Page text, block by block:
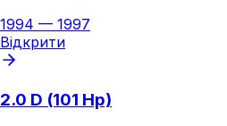
1994 — 1997
Відкрити
2.0 D (101 Hp)